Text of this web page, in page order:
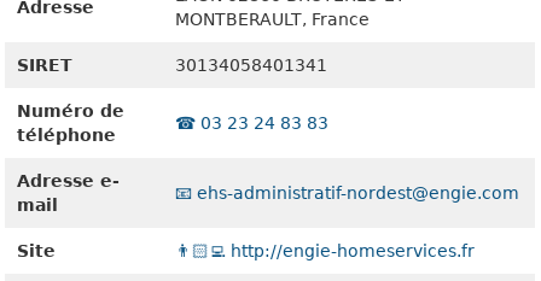
Adresse
MONTBERAULT, France
SIRET 30134058401341
Numéro de
téléphone
☎️ 03 23 24 83 83
Adresse e-
mail
📧 ehs-administratif-nordest@engie.com
Site 👨🏻‍💻 http://engie-homeservices.fr